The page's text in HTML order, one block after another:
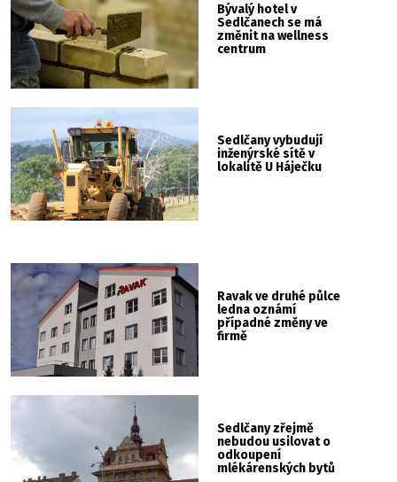
Bývalý hotel v
Sedlčanech se má
změnit na wellness
centrum
Sedlčany vybudují
inženýrské sítě v
lokalitě U Háječku
Ravak ve druhé půlce
ledna oznámí
případné změny ve
firmě
Sedlčany zřejmě
nebudou usilovat o
odkoupení
mlékárenských bytů